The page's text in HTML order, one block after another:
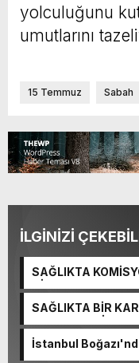
yolculuğunu
umutlarını
15 Temmuz Sabah
İLGİNİZİ
SAĞLIKTA
NİHAT URUÇ VE
VURGUNU!
SAĞLIKTA BİR
MERKEZLERİ VE
İstanbul